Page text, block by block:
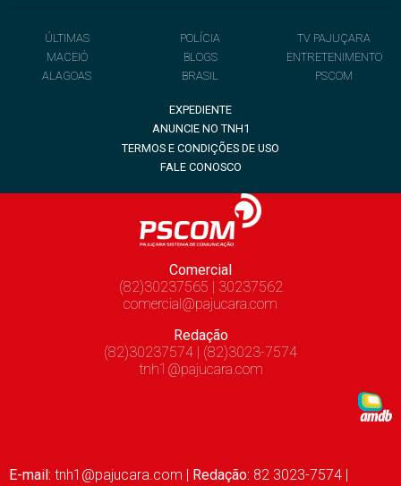
ÚLTIMAS
MACEIÓ
ALAGOAS
POLÍCIA
BLOGS
BRASIL
TV PAJUÇARA
ENTRETENIMENTO
PSCOM
EXPEDIENTE
ANUNCIE NO TNH1
TERMOS E CONDIÇÕES DE USO
FALE CONOSCO
Comercial
(82)30237565 | 30237562
comercial@pajucara.com
Redação
(82)30237574 | (82)3023-7574
tnh1@pajucara.com
E-mail: tnh1@pajucara.com | Redação: 82 3023-7574 |